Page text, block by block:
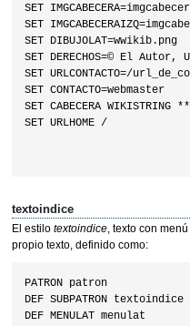
SET
SET
SET DIBUJOLAT=wwikib.png
SET DERECHOS=© El
SET URLCONTACTO=/
SET CONTACTO=webmaster
SET CABECERA
SET URLHOME /
textoindice
El estilo textoindice, texto con
propio texto, definido como:
PATRON patron
DEF SUBPATRON textoindice
DEF MENULAT menulat